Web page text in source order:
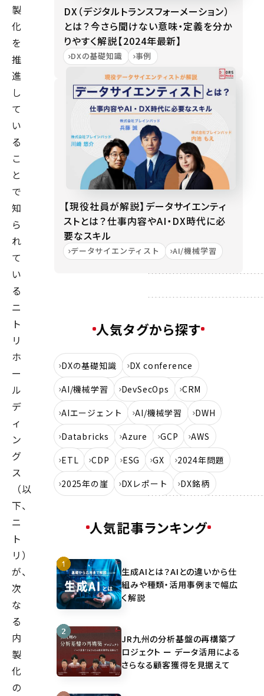
製
化
を
推
進
し
て
い
る
こ
と
で
知
ら
れ
て
い
る
ニ
ト
リ
ホ
ー
ル
デ
ィ
ン
グ
ス
（以
下、
ニ
ト
リ）
が、
次
な
る
内
製
化
の
DX（デジタルトランスフォーメーション）
とは？今さら聞けない意味・定義を分か
りやすく解説【2024年最新】
DXの基礎知識 事例
【現役社員が解説】データサイエンティ
ストとは？仕事内容やAI・DX時代に必
要なスキル
データサイエンティスト AI/機械学習
人気タグから探す
DXの基礎知識
DX conference
AI/機械学習
DevSecOps
CRM
AIエージェント
AI/機械学習
DWH
Databricks
Azure GCP
AWS
ETL
CDP ESG GX
2024年問題
2025年の崖
DXレポート DX銘柄
人気記事ランキング
生成AIとは？AIとの違いから仕
組みや種類・活用事例まで幅広
く解説
JR九州の分析基盤の再構築プ
ロジェクト ー データ活用による
さらなる顧客獲得を見据えて